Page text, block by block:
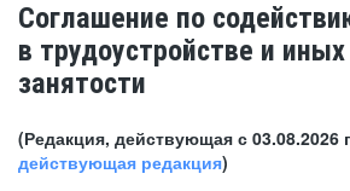
Соглашение по
в трудоустройстве и
занятости
(Редакция, действующая с 03.08.2026
действующая редакция)